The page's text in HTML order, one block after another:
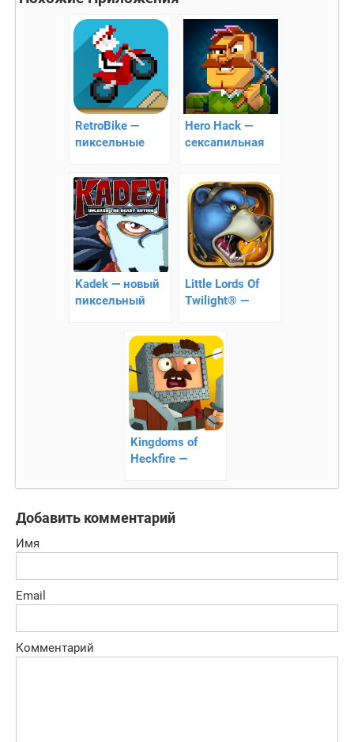
RetroBike —
пиксельные
Hero Hack —
сексапильная
Kadek — новый
пиксельный
Little Lords Of
Twilight® —
сражения
Kingdoms of
Heckfire —
Добавить комментарий
Имя
Email
Комментарий